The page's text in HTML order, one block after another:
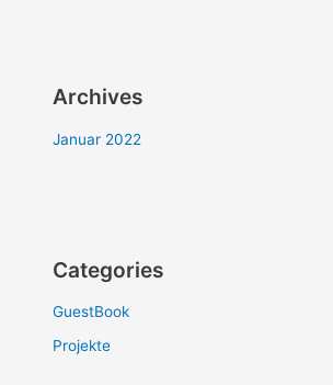
Archives
Januar 2022
Categories
GuestBook
Projekte